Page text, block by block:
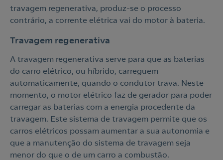
Nós ligamos!
travagem regenerativa, produz-se o processo
contrário, a corrente elétrica vai do motor à bateria.
Travagem regenerativa
A travagem regenerativa serve para que as baterias
do carro elétrico, ou híbrido, carreguem
automaticamente, quando o condutor trava. Neste
momento, o motor elétrico faz de gerador para poder
carregar as baterias com a energia procedente da
travagem. Este sistema de travagem permite que os
carros elétricos possam aumentar a sua autonomia e
que a manutenção do sistema de travagem seja
menor do que o de um carro a combustão.